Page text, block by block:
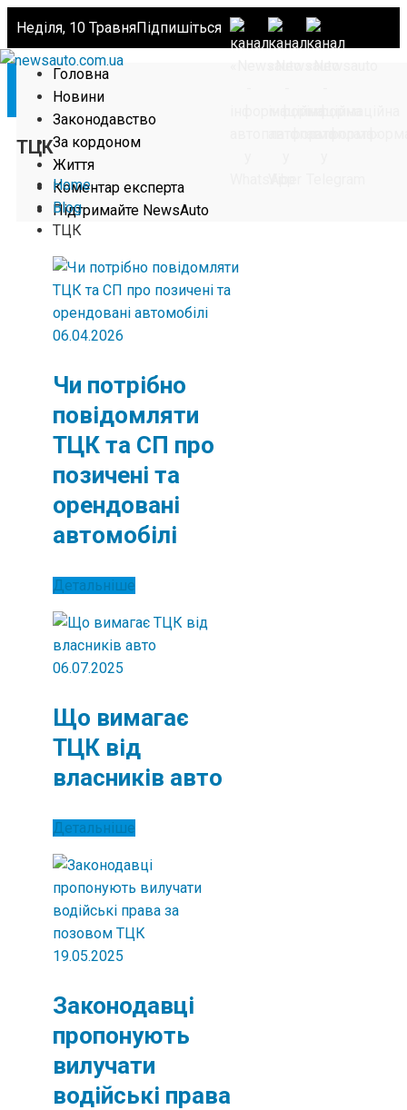
Неділя, 10 ТравняПідпишіться
Головна
Новини
Законодавство
За кордоном
Життя
Коментар експерта
Підтримайте NewsAuto
ТЦК
Home
Blog
ТЦК
06.04.2026
Чи потрібно
повідомляти
ТЦК та СП про
позичені та
орендовані
автомобілі
Детальніше
06.07.2025
Що вимагає
ТЦК від
власників авто
Детальніше
19.05.2025
Законодавці
пропонують
вилучати
водійські права